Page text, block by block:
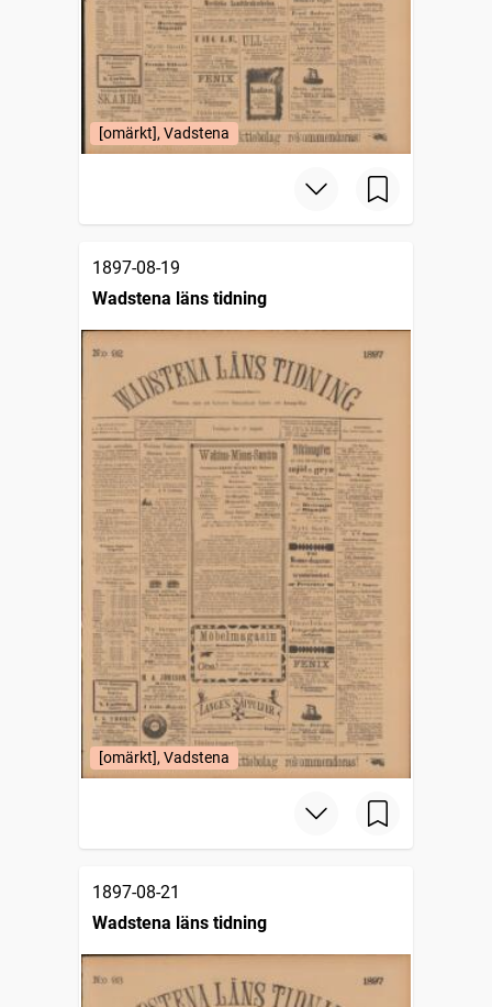
[omärkt], Vadstena
1897-08-19
Wadstena läns tidning
[omärkt], Vadstena
1897-08-21
Wadstena läns tidning